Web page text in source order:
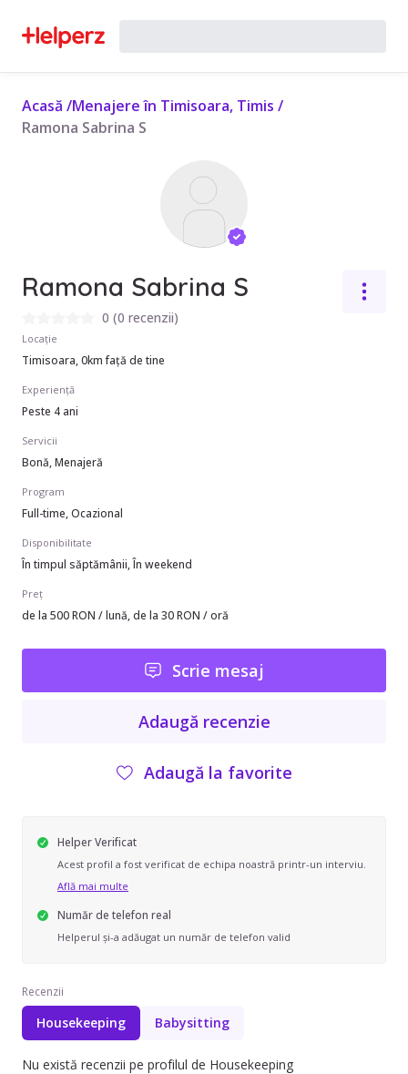
Acasă /Menajere în Timisoara, Timis /
Ramona Sabrina S
Ramona Sabrina S
0 (0 recenzii)
Locație
Timisoara, 0km față de tine
Experiență
Peste 4 ani
Servicii
Bonă, Menajeră
Program
Full-time, Ocazional
Disponibilitate
În timpul săptămânii, În weekend
Preț
de la 500 RON / lună, de la 30 RON / oră
Scrie mesaj
Adaugă recenzie
Adaugă la favorite
Helper Verificat
Acest profil a fost verificat de echipa noastră printr-un interviu.
Află mai multe
Număr de telefon real
Helperul și-a adăugat un număr de telefon valid
Recenzii
Housekeeping Babysitting
Nu există recenzii pe profilul de Housekeeping